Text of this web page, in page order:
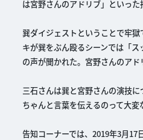
は宮野さんのアドリブ」といっ
巽ダイジェストということで牢
キが巽をぶん殴るシーンでは「
の声が聞かれた。宮野さんのア
三石さんは巽と宮野さんの演技
ちゃんと言葉を伝えるのって大変
告知コーナーでは、2019年3月